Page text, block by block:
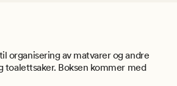
organisering av matvarer og andre
toalettsaker. Boksen kommer med